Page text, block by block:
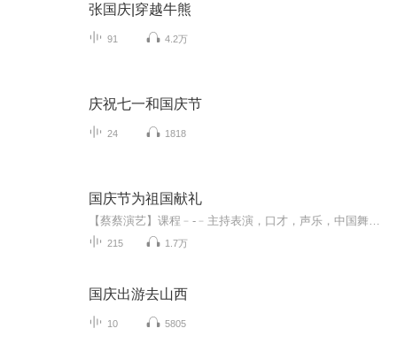
张国庆|穿越牛熊
91 4.2万
庆祝七一和国庆节
24 1818
国庆节为祖国献礼
215 1.7万
国庆出游去山西
10 5805